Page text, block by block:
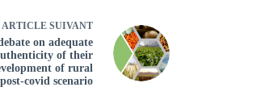
ARTICLESUIVANT
on adequate
of their
of rural
covid scenario